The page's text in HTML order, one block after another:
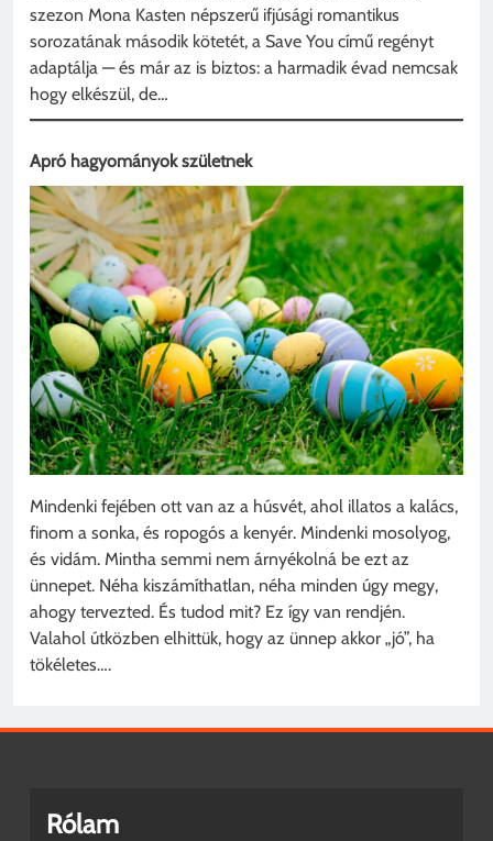
szezon Mona Kasten népszerű ifjúsági romantikus
sorozatának második kötetét, a Save You című regényt
adaptálja — és már az is biztos: a harmadik évad nemcsak
hogy elkészül, de…
Apró hagyományok születnek
Mindenki fejében ott van az a húsvét, ahol illatos a kalács,
finom a sonka, és ropogós a kenyér. Mindenki mosolyog,
és vidám. Mintha semmi nem árnyékolná be ezt az
ünnepet. Néha kiszámíthatlan, néha minden úgy megy,
ahogy tervezted. És tudod mit? Ez így van rendjén.
Valahol útközben elhittük, hogy az ünnep akkor „jó”, ha
tökéletes….
Rólam